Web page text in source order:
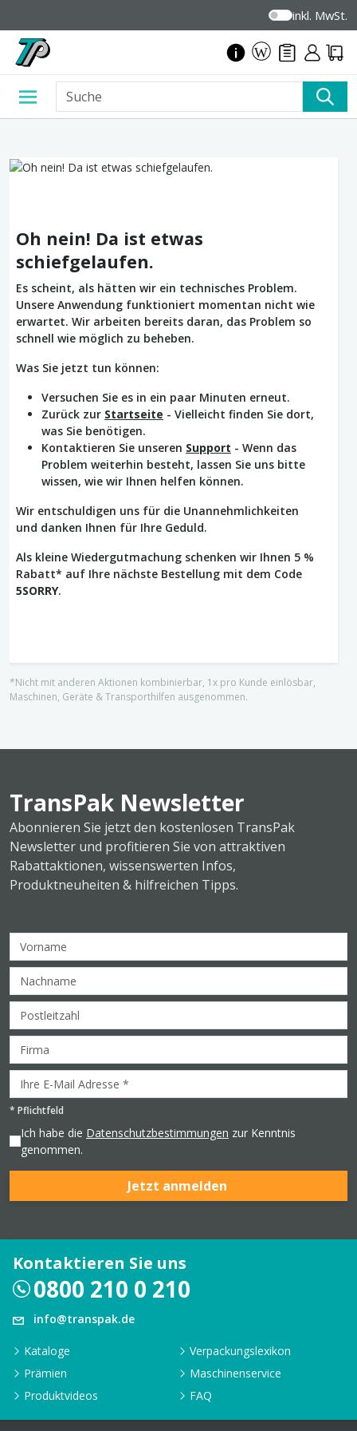
inkl. MwSt.
Oh nein! Da ist etwas
schiefgelaufen.
Es scheint, als hätten wir ein technisches Problem.
Unsere Anwendung funktioniert momentan nicht wie
erwartet. Wir arbeiten bereits daran, das Problem so
schnell wie möglich zu beheben.
Was Sie jetzt tun können:
Versuchen Sie es in ein paar Minuten erneut.
Zurück zur Startseite - Vielleicht finden Sie dort,
was Sie benötigen.
Kontaktieren Sie unseren Support - Wenn das
Problem weiterhin besteht, lassen Sie uns bitte
wissen, wie wir Ihnen helfen können.
Wir entschuldigen uns für die Unannehmlichkeiten
und danken Ihnen für Ihre Geduld.
Als kleine Wiedergutmachung schenken wir Ihnen 5 %
Rabatt* auf Ihre nächste Bestellung mit dem Code
5SORRY.
*Nicht mit anderen Aktionen kombinierbar, 1x pro Kunde einlösbar,
Maschinen, Geräte & Transporthilfen ausgenommen.
TransPak Newsletter
Abonnieren Sie jetzt den kostenlosen TransPak
Newsletter und profitieren Sie von attraktiven
Rabattaktionen, wissenswerten Infos,
Produktneuheiten & hilfreichen Tipps.
* Pflichtfeld
Ich habe die Datenschutzbestimmungen zur Kenntnis
genommen.
Jetzt anmelden
Kontaktieren Sie uns
0800 210 0 210
info@transpak.de
Kataloge
Verpackungslexikon
Prämien
Maschinenservice
Produktvideos
FAQ